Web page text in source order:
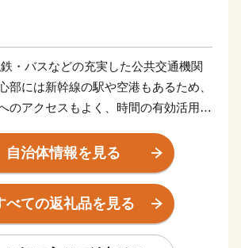
・バスなどの充実した公共交通機関
部には新幹線の駅や空港もあるため、
のアクセスもよく、時間の有効活用に
ではありません。神戸の魅力は、何よ
近いということ。海と山に囲まれ、心
自治体情報を見る
べての返礼品を見る